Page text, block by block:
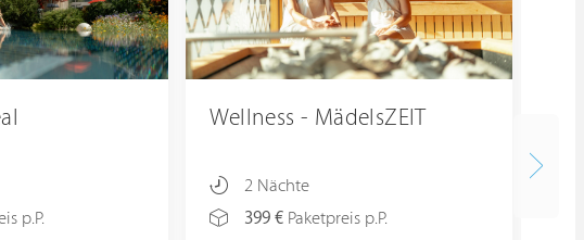
p.P.
Wellness - MädelsZEIT
2 Nächte
399 € Paketpreis p.P.